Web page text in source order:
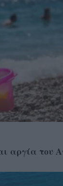
αργία του